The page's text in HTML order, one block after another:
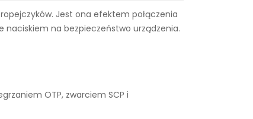
Jest ona efektem połączenia
naciskiem na bezpieczeństwo urządzenia.
OTP, zwarciem SCP i